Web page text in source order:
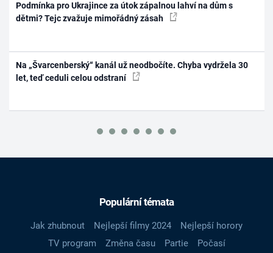
Podmínka pro Ukrajince za útok zápalnou lahví na dům s
dětmi? Tejc zvažuje mimořádný zásah
Na „Švarcenberský“ kanál už neodbočíte. Chyba vydržela 30
let, teď ceduli celou odstraní
Populární témata
Jak zhubnout Nejlepší filmy 2024
Nejlepší horory
TV program
Změna času Partie
Počasí